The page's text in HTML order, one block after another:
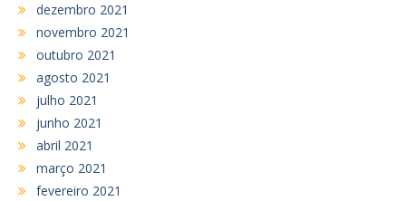
dezembro 2021
novembro 2021
outubro 2021
agosto 2021
julho 2021
junho 2021
abril 2021
março 2021
fevereiro 2021